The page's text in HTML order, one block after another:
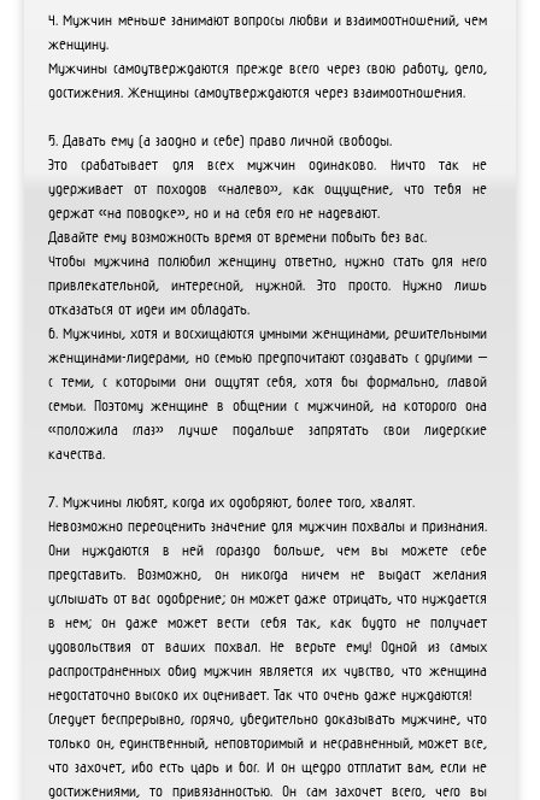
4. Мужчин меньше занимают вопросы любви и взаимоотношений, чем
женщину.
Мужчины самоутверждаются прежде всего через свою работу, дело,
достижения. Женщины самоутверждаются через взаимоотношения.
5. Давать ему (а заодно и себе) право личной свободы.
Это срабатывает для всех мужчин одинаково. Ничто так не
удерживает от походов «налево», как ощущение, что тебя не
держат «на поводке», но и на себя его не надевают.
Давайте ему возможность время от времени побыть без вас.
Чтобы мужчина полюбил женщину ответно, нужно стать для него
привлекательной, интересной, нужной. Это просто. Нужно лишь
отказаться от идеи им обладать.
6. Мужчины, хотя и восхищаются умными женщинами, решительными
женщинами-лидерами, но семью предпочитают создавать с другими –
с теми, с которыми они ощутят себя, хотя бы формально, главой
семьи. Поэтому женщине в общении с мужчиной, на которого она
«положила глаз» лучше подальше запрятать свои лидерские
качества.
7. Мужчины любят, когда их одобряют, более того, хвалят.
Невозможно переоценить значение для мужчин похвалы и признания.
Они нуждаются в ней гораздо больше, чем вы можете себе
представить. Возможно, он никогда ничем не выдаст желания
услышать от вас одобрение; он может даже отрицать, что нуждается
в нем; он даже может вести себя так, как будто не получает
удовольствия от ваших похвал. Не верьте ему! Одной из самых
распространенных обид мужчин является их чувство, что женщина
недостаточно высоко их оценивает. Так что очень даже нуждаются!
Следует беспрерывно, горячо, убедительно доказывать мужчине, что
только он, единственный, неповторимый и несравненный, может все,
что захочет, ибо есть царь и бог. И он щедро отплатит вам, если не
достижениями, то привязанностью. Он сам захочет всего, чего вы